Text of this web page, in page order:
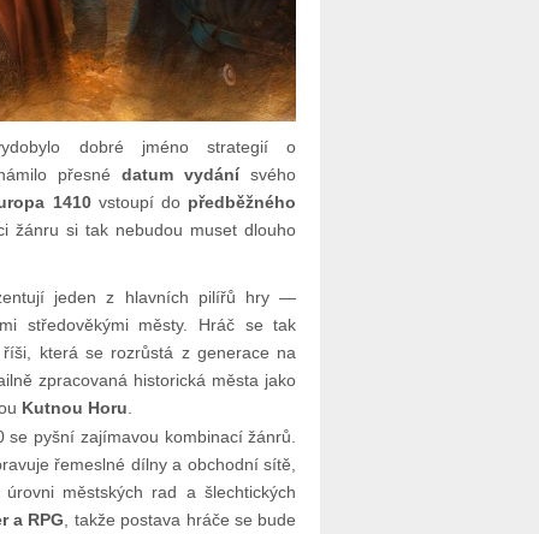
dobré jméno strategií o
přesnédatum vydánísvého
1410vstoupí do předběžného
žánru si tak nebudou muset dlouho
jeden z hlavních pilířů hry —
středověkými městy. Hráč se tak
která se rozrůstá z generace na
zpracovaná historická města jako
Kutnou Horu
pyšní zajímavou kombinací žánrů.
řemeslné dílny a obchodní sítě,
městských rad a šlechtických
a RPG , takže postava hráče se bude